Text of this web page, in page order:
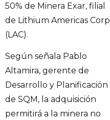
50% de Minera Exar, filial
de Lithium Americas Corp
(LAC).
Según señala Pablo
Altamira, gerente de
Desarrollo y Planificación
de SQM, la adquisición
permitirá a la minera no